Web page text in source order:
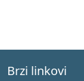
Brzi linkovi